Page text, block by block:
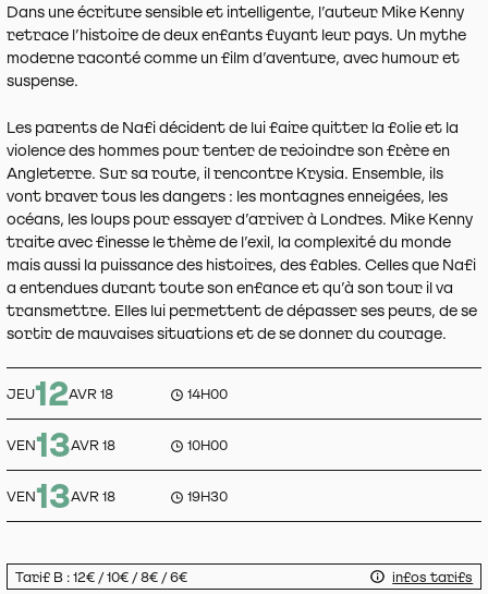
Dans une écriture sensible et intelligente, l’auteur Mike Kenny
retrace l’histoire de deux enfants fuyant leur pays. Un mythe
moderne raconté comme un film d’aventure, avec humour et
suspense.
Les parents de Nafi décident de lui faire quitter la folie et la
violence des hommes pour tenter de rejoindre son frère en
Angleterre. Sur sa route, il rencontre Krysia. Ensemble, ils
vont braver tous les dangers : les montagnes enneigées, les
océans, les loups pour essayer d’arriver à Londres. Mike Kenny
traite avec finesse le thème de l’exil, la complexité du monde
mais aussi la puissance des histoires, des fables. Celles que Nafi
a entendues durant toute son enfance et qu’à son tour il va
transmettre. Elles lui permettent de dépasser ses peurs, de se
sortir de mauvaises situations et de se donner du courage.
JEU12AVR 18 14H00
VEN13AVR 18 10H00
VEN13AVR 18 19H30
Tarif B : 12€ / 10€ / 8€ / 6€ infos tarifs